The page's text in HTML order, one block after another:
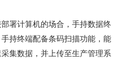
署计算机的场合，手持数据终
持终端配备条码扫描功能，能
集数据，并上传至生产管理系